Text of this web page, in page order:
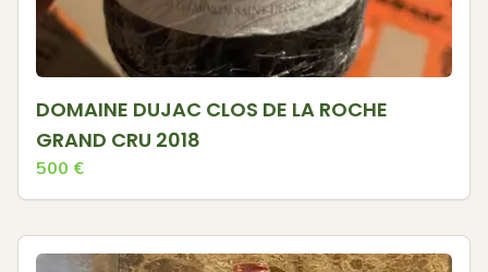
DOMAINE DUJAC CLOS DE LA ROCHE
GRAND CRU 2018
500 €